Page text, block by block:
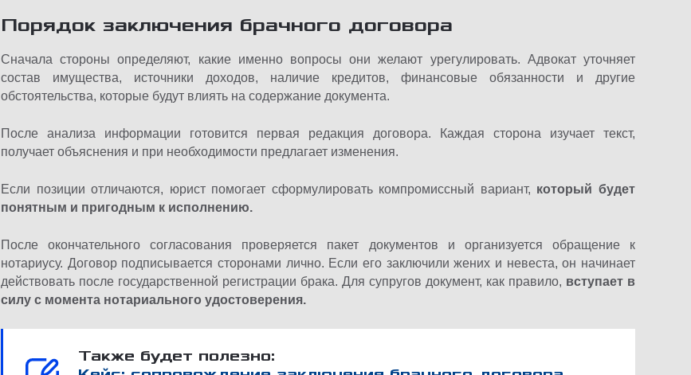
Порядок заключения брачного договора
Сначала стороны определяют, какие именно вопросы они желают урегулировать. Адвокат уточняет
состав имущества, источники доходов, наличие кредитов, финансовые обязанности и другие
обстоятельства, которые будут влиять на содержание документа.
После анализа информации готовится первая редакция договора. Каждая сторона изучает текст,
получает объяснения и при необходимости предлагает изменения.
Если позиции отличаются, юрист помогает сформулировать компромиссный вариант, который будет
понятным и пригодным к исполнению.
После окончательного согласования проверяется пакет документов и организуется обращение к
нотариусу. Договор подписывается сторонами лично. Если его заключили жених и невеста, он начинает
действовать после государственной регистрации брака. Для супругов документ, как правило, вступает в
силу с момента нотариального удостоверения.
Также будет полезно: